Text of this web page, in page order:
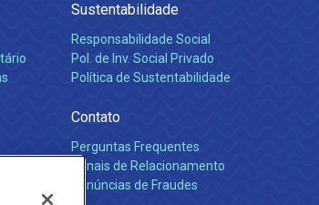
Sustentabilidade
Responsabilidade Social
Pol. de Inv. Social Privado
Política de Sustentabilidade
Contato
Perguntas Frequentes
Canais de Relacionamento
Denúncias de Fraudes